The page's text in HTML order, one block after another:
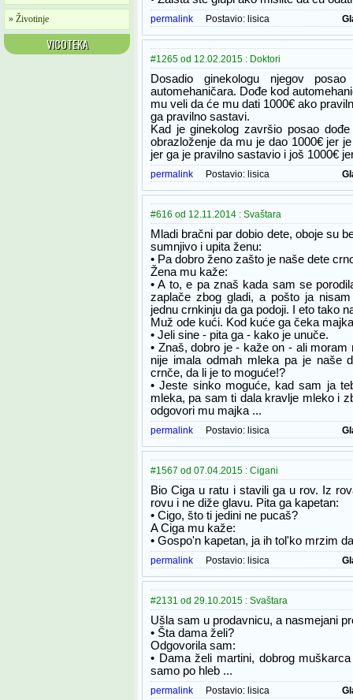
» Životinje
VICOTEKA
permalink Postavio: lisica
#1265 od 12.02.2015 : Doktori
Dosadio ginekologu njegov
automehaničara. Dođe kod
mu veli da će mu dati 1000€ ako
ga pravilno sastavi.
Kad je ginekolog završio posao
obrazloženje da mu je dao 1000€ jer
jer ga je pravilno sastavio i još 1000€
permalink Postavio: lisica
#616 od 12.11.2014 : Svaštara
Mladi bračni par dobio dete, oboje su
sumnjivo i upita ženu:
• Pa dobro ženo zašto je naše dete
Žena mu kaže:
• A to, e pa znaš kada sam se
zaplače zbog gladi, a pošto ja
jednu crnkinju da ga podoji. I eto tako
Muž ode kući. Kod kuće ga čeka
• Jeli sine - pita ga - kako je unuče.
• Znaš, dobro je - kaže on - ali
nije imala odmah mleka pa je naše
crnče, da li je to moguće!?
• Jeste sinko moguće, kad sam ja
mleka, pa sam ti dala kravlje mleko i
odgovori mu majka ...
permalink Postavio: lisica
#1567 od 07.04.2015 : Cigani
Bio Ciga u ratu i stavili ga u rov. Iz
rovu i ne diže glavu. Pita ga kapetan:
• Cigo, što ti jedini ne pucaš?
A Ciga mu kaže:
• Gospo'n kapetan, ja ih tol'ko mrzim
permalink Postavio: lisica
#2131 od 29.10.2015 : Svaštara
Ušla sam u prodavnicu, a nasmejani
• Šta dama želi?
Odgovorila sam:
• Dama želi martini, dobrog
samo po hleb ...
permalink Postavio: lisica